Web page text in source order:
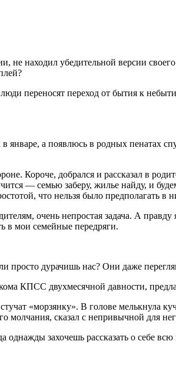
не находил убедительной версии
переносят переход от бытия к
а появлюсь в родных пенатах
Короче, добрался и рассказал в
— семью заберу, жилье найду, и
что нельзя было предполагать
очень непростая задача. А
в мои семейные передряги.
просто дурачишь нас? Они даже
КПСС двухмесячной давности,
«морзянку». В голове мелькнула
молчания, сказал с непривычной для
захочешь рассказать о себе